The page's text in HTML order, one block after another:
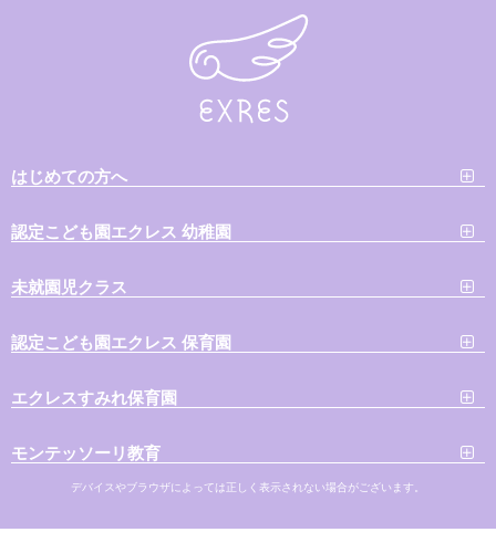
はじめての方へ
認定こども園エクレス 幼稚園
未就園児クラス
認定こども園エクレス 保育園
エクレスすみれ保育園
モンテッソーリ教育
デバイスやブラウザによっては正しく表示されない場合がございます。